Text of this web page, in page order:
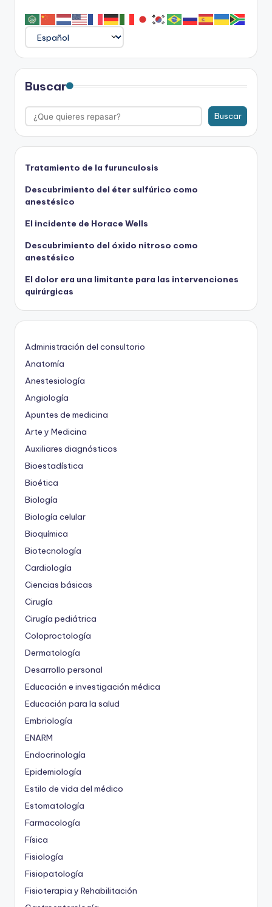
Buscar
Buscar
Tratamiento de la furunculosis
Descubrimiento del éter sulfúrico como
anestésico
El incidente de Horace Wells
Descubrimiento del óxido nitroso como
anestésico
El dolor era una limitante para las intervenciones
quirúrgicas
Administración del consultorio
Anatomía
Anestesiología
Angiología
Apuntes de medicina
Arte y Medicina
Auxiliares diagnósticos
Bioestadística
Bioética
Biología
Biología celular
Bioquímica
Biotecnología
Cardiología
Ciencias básicas
Cirugía
Cirugía pediátrica
Coloproctología
Dermatología
Desarrollo personal
Educación e investigación médica
Educación para la salud
Embriología
ENARM
Endocrinología
Epidemiología
Estilo de vida del médico
Estomatología
Farmacología
Física
Fisiología
Fisiopatología
Fisioterapia y Rehabilitación